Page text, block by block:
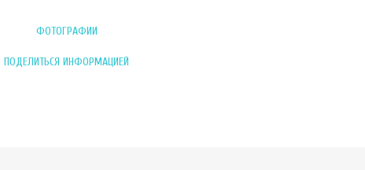
ФОТОГРАФИИ
ПОДЕЛИТЬСЯ ИНФОРМАЦИЕЙ